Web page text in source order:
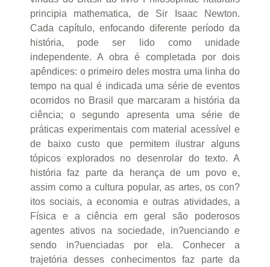
principia mathematica, de Sir Isaac Newton.
Cada capítulo, enfocando diferente período da
história, pode ser lido como unidade
independente. A obra é completada por dois
apêndices: o primeiro deles mostra uma linha do
tempo na qual é indicada uma série de eventos
ocorridos no Brasil que marcaram a história da
ciência; o segundo apresenta uma série de
práticas experimentais com material acessível e
de baixo custo que permitem ilustrar alguns
tópicos explorados no desenrolar do texto. A
história faz parte da herança de um povo e,
assim como a cultura popular, as artes, os con?
itos sociais, a economia e outras atividades, a
Física e a ciência em geral são poderosos
agentes ativos na sociedade, in?uenciando e
sendo in?uenciadas por ela. Conhecer a
trajetória desses conhecimentos faz parte da